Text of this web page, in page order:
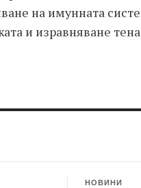
на имунната
и изравняване
НОВИНИ